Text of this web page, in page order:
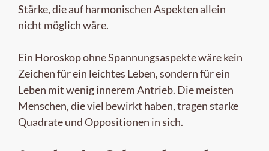
Stärke, die auf harmonischen Aspekten allein
nicht möglich wäre.
Ein Horoskop ohne Spannungsaspekte wäre kein
Zeichen für ein leichtes Leben, sondern für ein
Leben mit wenig innerem Antrieb. Die meisten
Menschen, die viel bewirkt haben, tragen starke
Quadrate und Oppositionen in sich.